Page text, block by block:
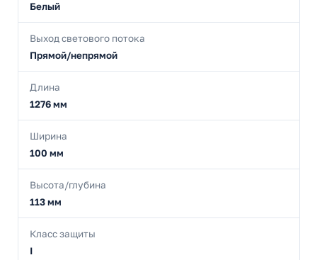
Белый
Выход светового потока
Прямой/непрямой
Длина
1276 мм
Ширина
100 мм
Высота/глубина
113 мм
Класс защиты
I